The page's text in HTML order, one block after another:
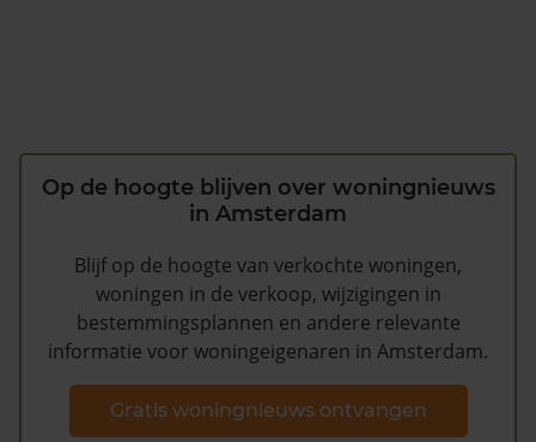
Op de hoogte blijven over woningnieuws
in Amsterdam
Blijf op de hoogte van verkochte woningen,
woningen in de verkoop, wijzigingen in
bestemmingsplannen en andere relevante
informatie voor woningeigenaren in Amsterdam.
Gratis woningnieuws ontvangen